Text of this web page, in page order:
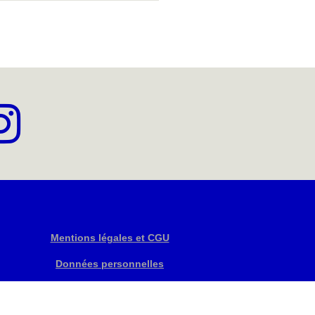
Mentions légales et CGU
Données personnelles